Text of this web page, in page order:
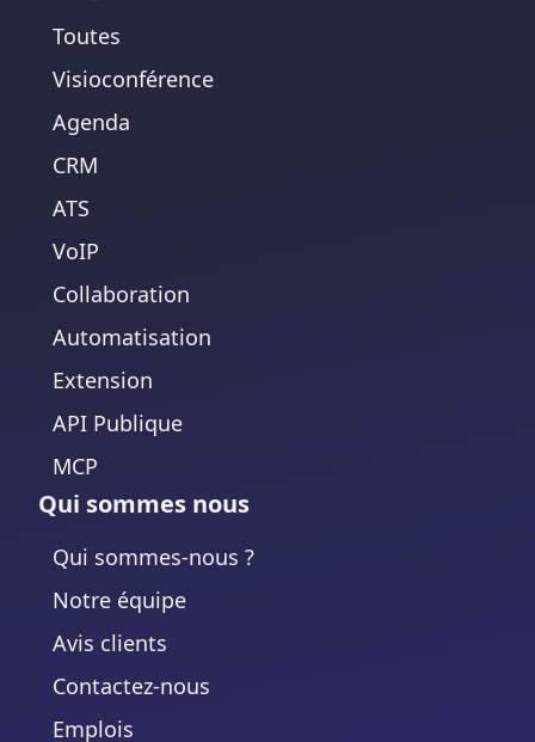
Toutes
Visioconférence
Agenda
CRM
ATS
VoIP
Collaboration
Automatisation
Extension
API Publique
MCP
Qui sommes nous
Qui sommes-nous ?
Notre équipe
Avis clients
Contactez-nous
Emplois